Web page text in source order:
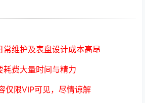
常维护及表盘设计成本高昂
耗费大量时间与精力
仅限VIP可见，尽情谅解